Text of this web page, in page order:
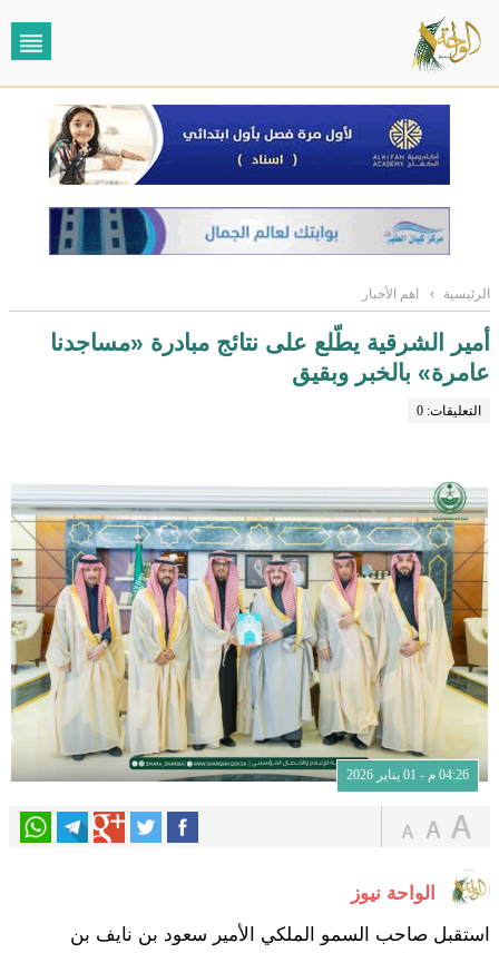
الرئيسية › اهم الأخبار
أمير الشرقية يطّلع على نتائج مبادرة «مساجدنا
عامرة» بالخبر وبقيق
التعليقات: 0
04:26 م - 01 يناير 2026
الواحة نيوز
استقبل صاحب السمو الملكي الأمير سعود بن نايف بن